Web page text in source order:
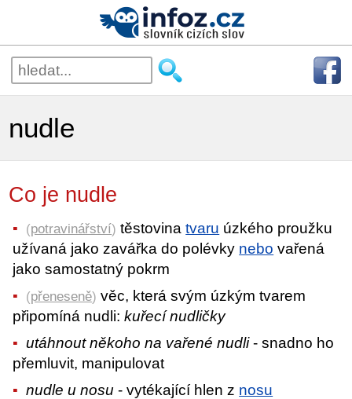
nudle
Co je nudle
(potravinářství) těstovinatvaru úzkého proužku
užívaná jako zavářka do polévky nebo vařená
jako samostatný pokrm
(přeneseně) věc, která svým úzkým tvarem
připomíná nudli:kuřecí nudličky
utáhnout někoho na vařené nudli- snadno ho
přemluvit, manipulovat
nudle u nosu - vytékající hlen z nosu